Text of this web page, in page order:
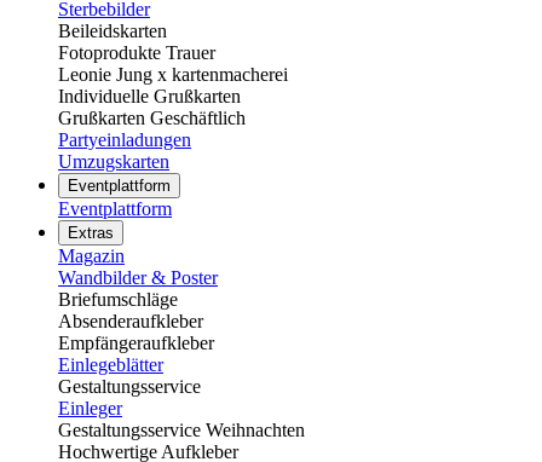
Sterbebilder
Beileidskarten
Fotoprodukte Trauer
Leonie Jung x kartenmacherei
Individuelle Grußkarten
Grußkarten Geschäftlich
Partyeinladungen
Umzugskarten
Eventplattform
Eventplattform
Extras
Magazin
Wandbilder & Poster
Briefumschläge
Absenderaufkleber
Empfängeraufkleber
Einlegeblätter
Gestaltungsservice
Einleger
Gestaltungsservice Weihnachten
Hochwertige Aufkleber